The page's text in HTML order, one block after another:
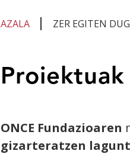
AZALA ZER EGITEN
ONCE Fundazioaren
gizarteratzen